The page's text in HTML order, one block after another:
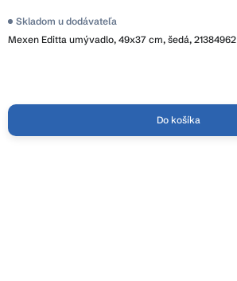
Mexen Editta umývadlo, 49x37 cm, šedá, 21384962
Skladom u dodávateľa
Do košíka